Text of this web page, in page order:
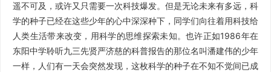
遥不可及，或许又只需要一次科技爆发。但是无论未来有多远，科
学的种子已经在这些少年的心中深深种下，同学们向往着用科技给
人类生活带来改变，用科学的思维探索未知。也许正如1986年在
东阳中学聆听九三先贤严济慈的科普报告的那位名叫潘建伟的少年
一样，人们有一天会突然发现，这枚科学的种子在不知不觉间已成